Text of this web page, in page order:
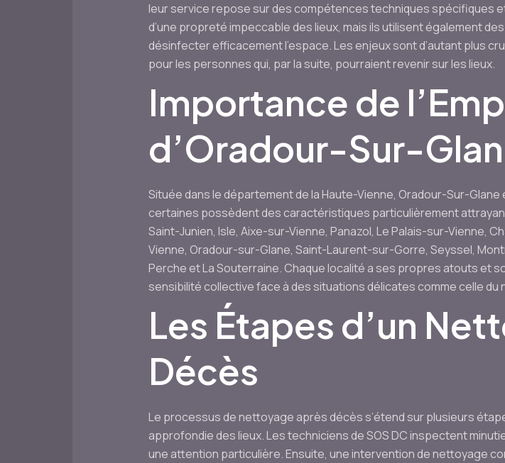
leur service repose sur des compétences techniques spécifiques
d’une propreté impeccable des lieux, mais ils utilisent également
désinfecter efficacement l’espace. Les enjeux sont d’autant plus
pour les personnes qui, par la suite, pourraient revenir sur les lieux.
Importance de
d’Oradour-Sur-
Située dans le département de la Haute-Vienne, Oradour-Sur-
certaines possèdent des caractéristiques particulièrement
Saint-Junien, Isle, Aixe-sur-Vienne, Panazol, Le Palais-sur-Vienne,
Vienne, Oradour-sur-Glane, Saint-Laurent-sur-Gorre, Seyssel,
Perche et La Souterraine. Chaque localité a ses propres atouts et
sensibilité collective face à des situations délicates comme celle
Les Étapes d’un
Décès
Le processus de nettoyage après décès s’étend sur plusieurs
approfondie des lieux. Les techniciens de SOS DC inspectent
une attention particulière. Ensuite, une intervention de nettoyage